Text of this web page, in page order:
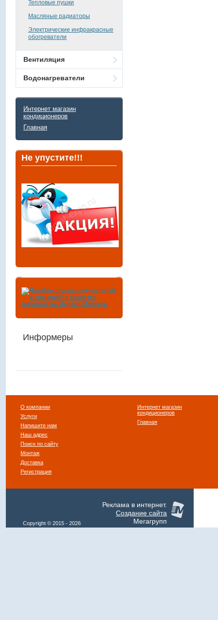
Тепловые пушки
Масляные радиаторы
Электрические инфракрасные
обогреватели
Вентиляция
Водонагреватели
Интернет магазин
кондиционеров
Главная
Не упустите!!!
Информеры
О компании
Услуги
Напишите нам
Наш адрес
Поиск по сайту
Монтаж
Доставка
Регистрация
Интернет магазин
кондиционеров
Главная
Реклама в интернет.
Создание сайта
Мегагрупп
Copyright © 2015 - 2026
Klimat-Expo